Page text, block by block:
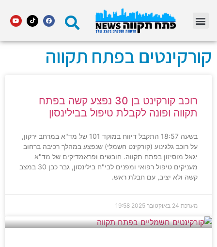
קורקינטים בפתח תקווה
רוכב קורקינט בן 30 נפצע קשה בפתח
תקווה ופונה לקבלת טיפול בבילינסון
בשעה 18:57 התקבל דיווח במוקד 101 של מד"א במרחב ירקון,
על רוכב גלגינוע (קורקינט חשמלי) שנפצע במהלך רכיבה ברחוב
יגאל מוסיזון בפתח תקווה. חובשים ופראמדיקים של מד"א
מעניקים טיפול רפואי ומפנים לבי"ח בילינסון, גבר כבן 30 במצב
קשה ולא יציב, עם חבלת ראש.
מערכת 24 באוקטובר 2025 19:58